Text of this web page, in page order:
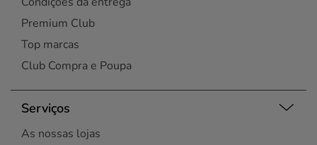
Premium Club
Top marcas
Club Compra e Poupa
Serviços
As nossas lojas